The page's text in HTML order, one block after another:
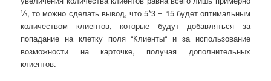
⅓, то можно сделать вывод, что 5*3 = 15 будет оптимальным
количеством клиентов, которые будут добавляться за
попадание на клетку поля“Клиенты“ и за использование
возможности на карточке, получая дополнительных
клиентов.